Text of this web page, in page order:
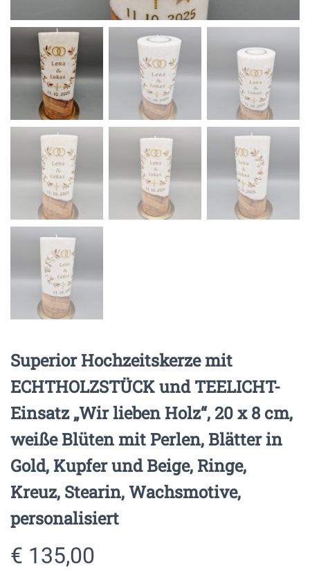
Superior Hochzeitskerze mit
ECHTHOLZSTÜCK und TEELICHT-
Einsatz „Wir lieben Holz“, 20 x 8 cm,
weiße Blüten mit Perlen, Blätter in
Gold, Kupfer und Beige, Ringe,
Kreuz, Stearin, Wachsmotive,
personalisiert
€ 135,00